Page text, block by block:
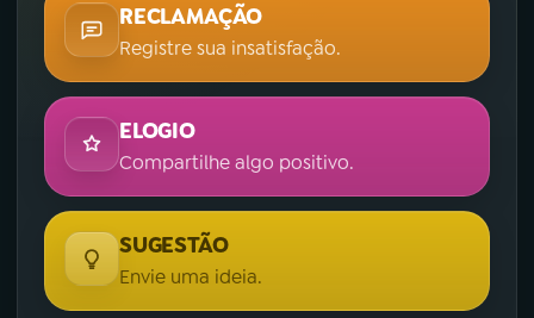
RECLAMAÇÃO
Registre sua insatisfação.
ELOGIO
Compartilhe algo positivo.
SUGESTÃO
Envie uma ideia.